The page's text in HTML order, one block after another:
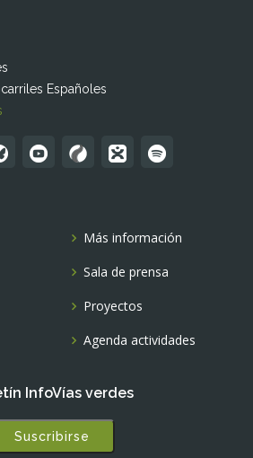
Españoles
Más información
Sala de prensa
Proyectos
Agenda actividades
InfoVías verdes
Suscribirse